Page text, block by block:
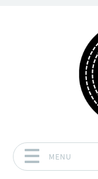
MENU